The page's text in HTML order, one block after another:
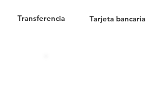
Transferencia Tarjeta bancaria